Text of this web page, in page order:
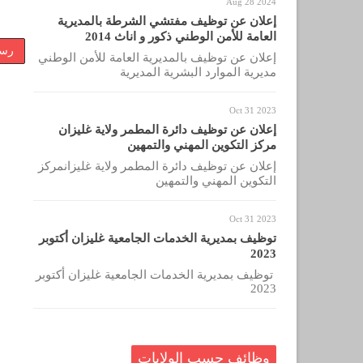
إعلان عن توظيف مفتشي الشرطة بالمديرية
العامة للأمن الوطني ذكور و اناث 2014
إعلان عن توظيف بالمديرية العامة للأمن الوطني
مديرية الموارد البشرية المديرية
Oct 31 2023
إعلان عن توظيف دائرة المطمر ولاية غليزان
مركز التكوين المهني والتمهين
إعلان عن توظيف دائرة المطمر ولاية غليزانمركز
التكوين المهني والتمهين
Oct 31 2023
توظيف بمديرية الخدمات الجامعية غليزان أكتوبر
2023
توظيف بمديرية الخدمات الجامعية غليزان أكتوبر
2023
وظائف حسب الولايات